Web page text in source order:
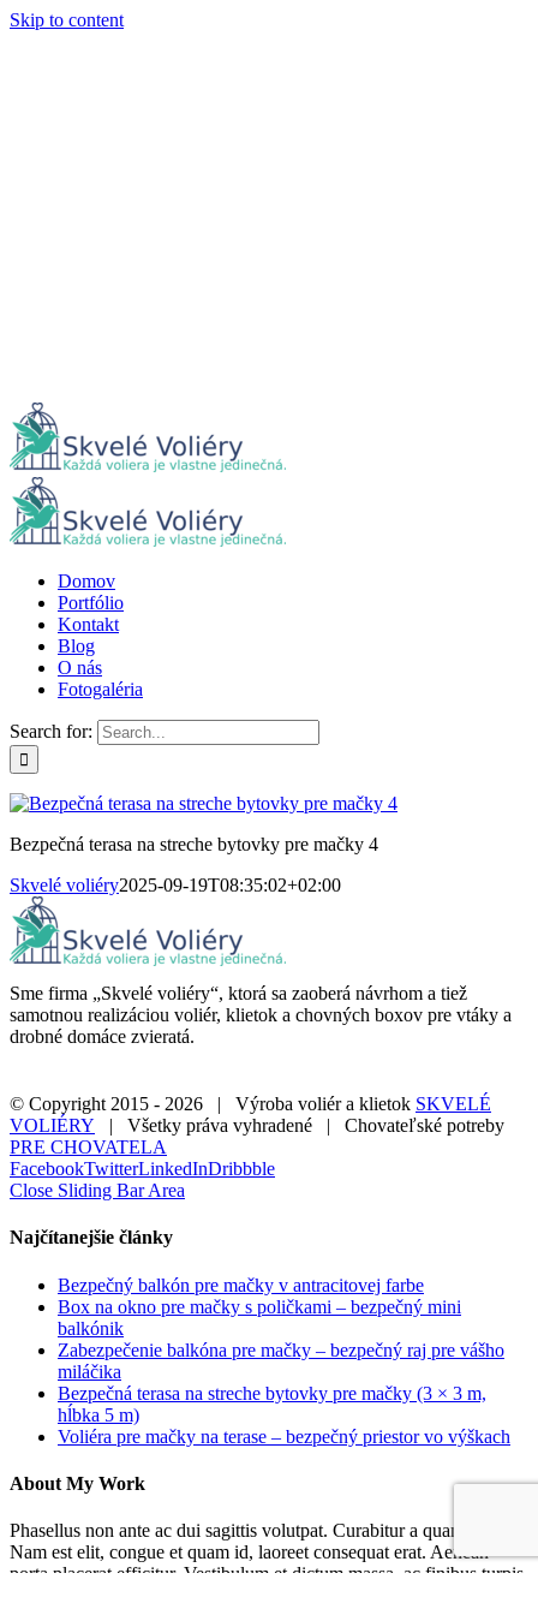
Skip to content
Domov
Portfólio
Kontakt
Blog
O nás
Fotogaléria
Search for:
Bezpečná terasa na streche bytovky pre mačky 4
Skvelé voliéry2025-09-19T08:35:02+02:00
Sme firma „Skvelé voliéry“, ktorá sa zaoberá návrhom a tiež
samotnou realizáciou voliér, klietok a chovných boxov pre vtáky a
drobné domáce zvieratá.
© Copyright 2015 - 2026 | Výroba voliér a klietok SKVELÉ
VOLIÉRY | Všetky práva vyhradené | Chovateľské potreby
PRE CHOVATELA
FacebookTwitterLinkedInDribbble
Close Sliding Bar Area
Najčítanejšie články
Bezpečný balkón pre mačky v antracitovej farbe
Box na okno pre mačky s poličkami – bezpečný mini
balkónik
Zabezpečenie balkóna pre mačky – bezpečný raj pre vášho
miláčika
Bezpečná terasa na streche bytovky pre mačky (3 × 3 m,
hĺbka 5 m)
Voliéra pre mačky na terase – bezpečný priestor vo výškach
About My Work
Phasellus non ante ac dui sagittis volutpat. Curabitur a quam nisl.
Nam est elit, congue et quam id, laoreet consequat erat. Aenean
porta placerat efficitur. Vestibulum et dictum massa, ac finibus turpis.